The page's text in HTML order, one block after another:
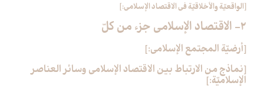
[الواقعيّة والأخلاقيّة في الاقتصاد الإسلامي:]
2- الاقتصاد الإسلامي جزء من كلّ‏
[أرضيّة المجتمع الإسلامي:]
[نماذج من الارتباط بين الاقتصاد الإسلامي وسائر العناصر
الإسلاميّة:]